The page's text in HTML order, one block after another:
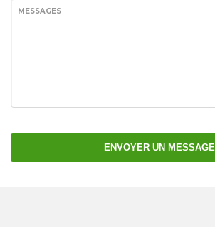
MESSAGES
ENVOYER UN MESSAGE